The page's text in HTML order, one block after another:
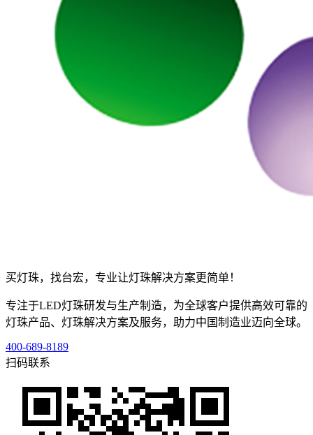
买灯珠，找台宏，专业让灯珠解决方案更简单！
专注于LED灯珠研发与生产制造，为全球客户提供高效可靠的
灯珠产品、灯珠解决方案及服务，助力中国制造业迈向全球。
400-689-8189
扫码联系